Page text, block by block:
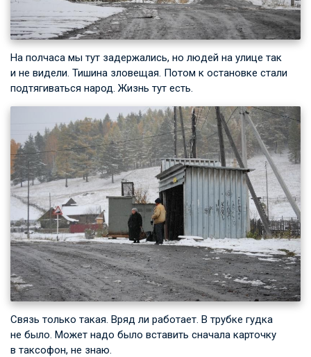
На полчаса мы тут задержались, но людей на улице так
и не видели. Тишина зловещая. Потом к остановке стали
подтягиваться народ. Жизнь тут есть.
Связь только такая. Вряд ли работает. В трубке гудка
не было. Может надо было вставить сначала карточку
в таксофон, не знаю.